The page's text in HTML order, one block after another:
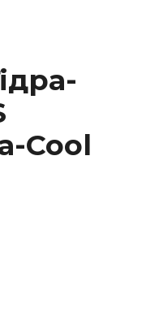
Cool
Hydra-